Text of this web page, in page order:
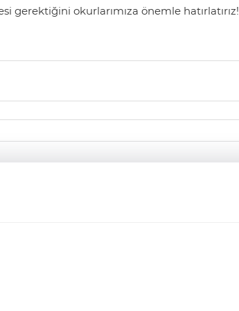
gerektiğini okurlarımıza önemle hatırlatırız!